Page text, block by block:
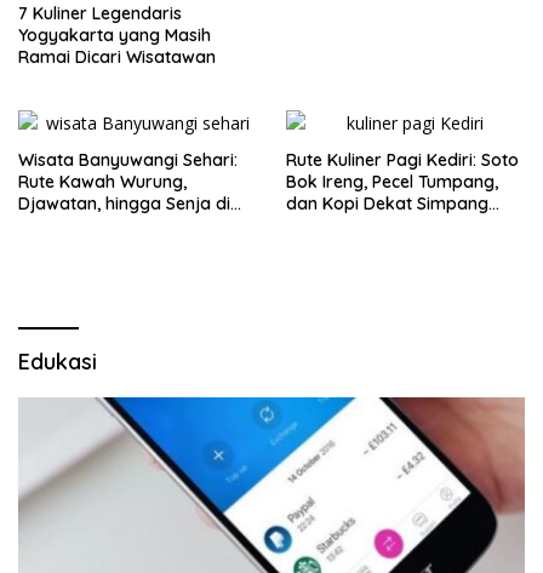
7 Kuliner Legendaris
Yogyakarta yang Masih
Ramai Dicari Wisatawan
Wisata Banyuwangi Sehari:
Rute Kawah Wurung,
Djawatan, hingga Senja di
Rute Kuliner Pagi Kediri: Soto
Bok Ireng, Pecel Tumpang,
dan Kopi Dekat Simpang
Edukasi